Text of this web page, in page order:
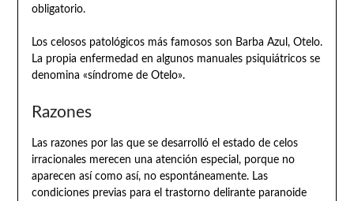
obligatorio.
Los celosos patológicos más famosos son Barba Azul, Otelo.
La propia enfermedad en algunos manuales psiquiátricos se
denomina «síndrome de Otelo».
Razones
Las razones por las que se desarrolló el estado de celos
irracionales merecen una atención especial, porque no
aparecen así como así, no espontáneamente. Las
condiciones previas para el trastorno delirante paranoide